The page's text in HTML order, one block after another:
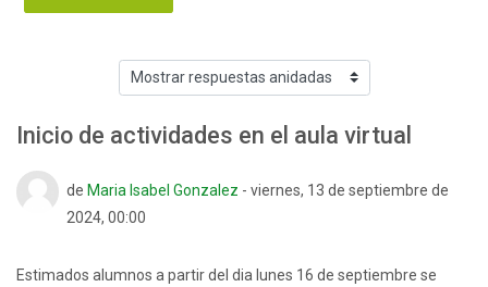
Mostrar modo
Inicio de actividades en el aula virtual
Estimados alumnos a partir del dia lunes 16 de septiembre se
de Maria Isabel Gonzalez -viernes, 13 de septiembre de
2024, 00:00
Número de respuestas: 0